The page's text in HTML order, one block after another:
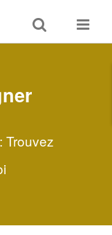
Toggle
search
Toggle
Trouvez